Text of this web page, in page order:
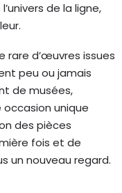
de la ligne,
rare d’œuvres issues
peu ou jamais
de musées,
occasion unique
des pièces
fois et de
un nouveau regard.